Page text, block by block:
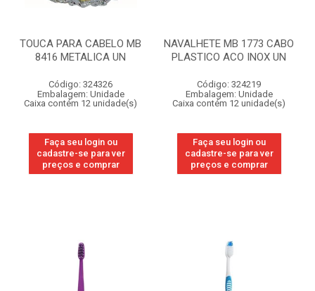
TOUCA PARA CABELO MB
8416 METALICA UN
Código: 324326
Embalagem: Unidade
Caixa contém 12 unidade(s)
Faça seu login ou
cadastre-se para ver
preços e comprar
NAVALHETE MB 1773 CABO
PLASTICO ACO INOX UN
Código: 324219
Embalagem: Unidade
Caixa contém 12 unidade(s)
Faça seu login ou
cadastre-se para ver
preços e comprar